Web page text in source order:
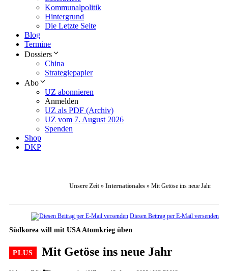
Kommunalpolitik
Hintergrund
Die Letzte Seite
Blog
Termine
Dossiers
China
Strategiepapier
Abo
UZ abonnieren
Anmelden
UZ als PDF (Archiv)
UZ vom 7. August 2026
Spenden
Shop
DKP
Unsere Zeit » Internationales » Mit Getöse ins neue Jahr
Diesen Beitrag per E-Mail versenden
Südkorea will mit USA Atomkrieg üben
Mit Getöse ins neue Jahr